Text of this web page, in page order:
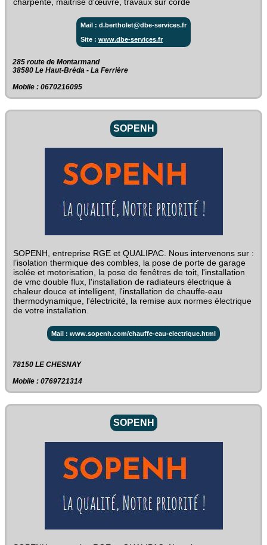
Mail : d.bertholet@dbe-services.fr
Site : www.dbe-services.fr
285 route de Montarmand‎
38580 Le Haut-Bréda - La Ferrière
Mobile : 0670216095
SOPENH
SOPENH, entreprise RGE et QUALIPAC. Nous intervenons sur :
l’isolation thermique des combles, la pose de porte de garage
isolée et motorisation, la pose de fenêtres de toit, l'installation
de vmc double flux, l'installation de radiateurs électrique à
chaleur douce et intelligent, l'installation de chauffe-eau
thermodynamique, l'électricité, la remise aux normes électrique
de votre installation.
Mail : www.sopenh.com/chauffe-eau-electrique.html
78150 LE CHESNAY
Mobile : 0769721314
SOPENH